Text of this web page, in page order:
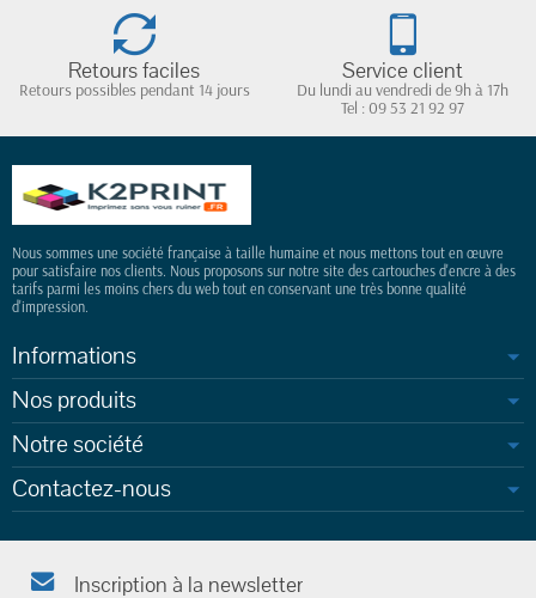
Retours faciles
Retours possibles pendant 14 jours
Service client
Du lundi au vendredi de 9h à 17h
Tel : 09 53 21 92 97
Nous sommes une société française à taille humaine et nous mettons tout en œuvre
pour satisfaire nos clients. Nous proposons sur notre site des cartouches d'encre à des
tarifs parmi les moins chers du web tout en conservant une très bonne qualité
d'impression.
Informations
Nos produits
Notre société
Contactez-nous
Inscription à la newsletter